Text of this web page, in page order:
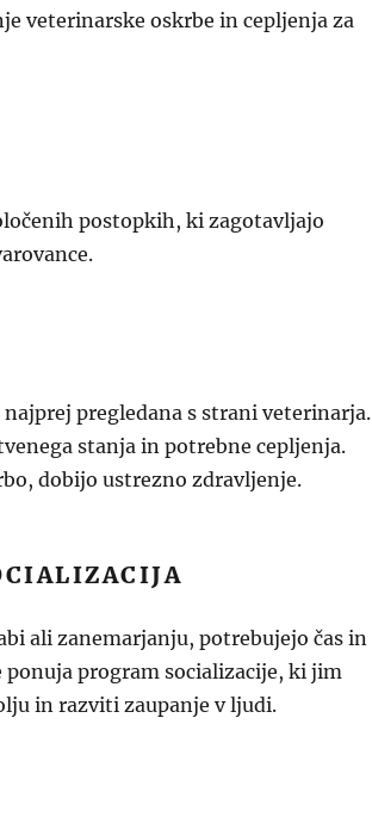
veterinarske oskrbe in cepljenja za
postopkih, ki zagotavljajo
pregledana s strani veterinarja.
stanja in potrebne cepljenja.
dobijo ustrezno zdravljenje.
ali zanemarjanju, potrebujejo čas in
program socializacije, ki jim
in razviti zaupanje v ljudi.